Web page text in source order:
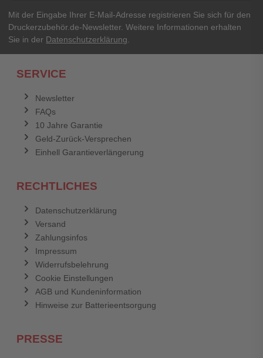
Ihr Passwort
Mit der Eingabe Ihrer E-Mail-Adresse registrieren Sie sich für den
Druckerzubehör.de-Newsletter. Weitere Informationen erhalten
Sie in der Datenschutzerklärung
SERVICE
Newsletter
FAQs
10 Jahre Garantie
Geld-Zurück-Versprechen
Einhell Garantieverlängerung
RECHTLICHES
Datenschutzerklärung
Versand
Zahlungsinfos
Impressum
Widerrufsbelehrung
Cookie Einstellungen
AGB und Kundeninformation
Hinweise zur Batterieentsorgung
PRESSE